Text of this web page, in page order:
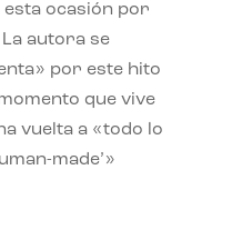
esta ocasión por
autora se
por este hito
que vive
vuelta a «todo lo
made’»